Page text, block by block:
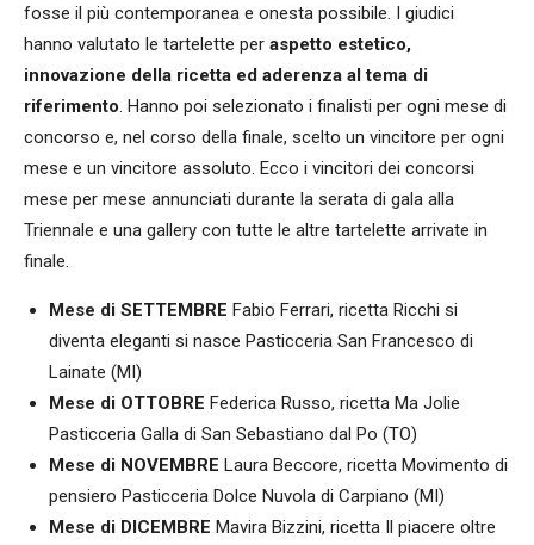
fosse il più contemporanea e onesta possibile. I giudici
hanno valutato le tartelette per aspetto estetico,
innovazione della ricetta ed aderenza al tema di
riferimento. Hanno poi selezionato i finalisti per ogni mese di
concorso e, nel corso della finale, scelto un vincitore per ogni
mese e un vincitore assoluto. Ecco i vincitori dei concorsi
mese per mese annunciati durante la serata di gala alla
Triennale e una gallery con tutte le altre tartelette arrivate in
finale.
Mese di SETTEMBRE Fabio Ferrari, ricetta Ricchi si
diventa eleganti si nasce Pasticceria San Francesco di
Lainate (MI)
Mese di OTTOBRE Federica Russo, ricetta Ma Jolie
Pasticceria Galla di San Sebastiano dal Po (TO)
Mese di NOVEMBRE Laura Beccore, ricetta Movimento di
pensiero Pasticceria Dolce Nuvola di Carpiano (MI)
Mese di DICEMBRE Mavira Bizzini, ricetta Il piacere oltre